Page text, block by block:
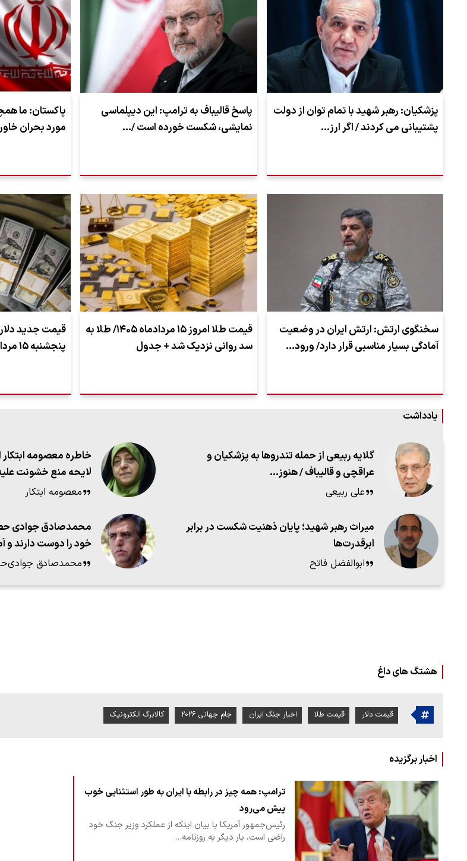
پزشکیان: رهبر شهید با تمام توان از دولت
پشتیبانی می کردند / اگر ارز…
پاسخ قالیباف به ترامپ: این دیپلماسی
نمایشی، شکست خورده است /…
پاکستان: ما
مورد بحران
سخنگوی ارتش: ارتش ایران در وضعیت
آمادگی بسیار مناسبی قرار دارد/ ورود…
قیمت طلا امروز ۱۵ مردادماه ۱۴۰۵/ طلا به
سد روانی نزدیک شد + جدول
قیمت جدید
پنجشنبه ۱۵ مردادماه ۱۴۰۵ + جد…
یادداشت
گلایه ربیعی از حمله تندروها به پزشکیان و
عراقچی و قالیباف / هنوز…
علی ربیعی
خاطره معصومه ابتکار
لایحه منع خشونت
معصومه ابتکار
میراث رهبر شهید؛ پایان ذهنیت شکست در برابر
ابرقدرت‌ها
ابوالفضل فاتح
محمدصادق جوادی
خود را دوست دارند و
محمدصادق
هشتگ های داغ
قیمت دلار قیمت طلا اخبار جنگ ایران جام جهانی 2026 کالابرگ الکترونیک
اخبار برگزیده
ترامپ: همه چیز در رابطه با ایران به طور استثنایی خوب
پیش می‌رود
رئیس‌جمهور آمریکا با بیان اینکه از عملکرد وزیر جنگ خود
راضی است، بار دیگر به روزنامه…